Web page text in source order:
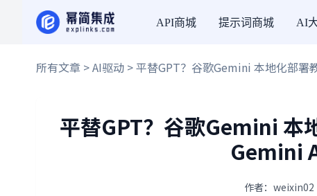
API商城 提示词商城 AI
所有文章 >AI驱动 > 平替GPT？谷歌Gemini 本地化部署
平替GPT？谷歌Gemini 本
Gemini
作者：